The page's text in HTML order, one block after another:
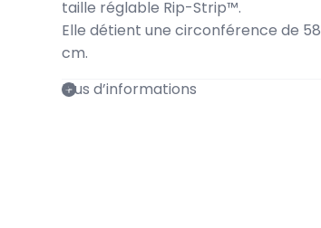
taille réglable Rip-Strip™.
Elle détient une circonférence de 58
cm.
Plus d’informations